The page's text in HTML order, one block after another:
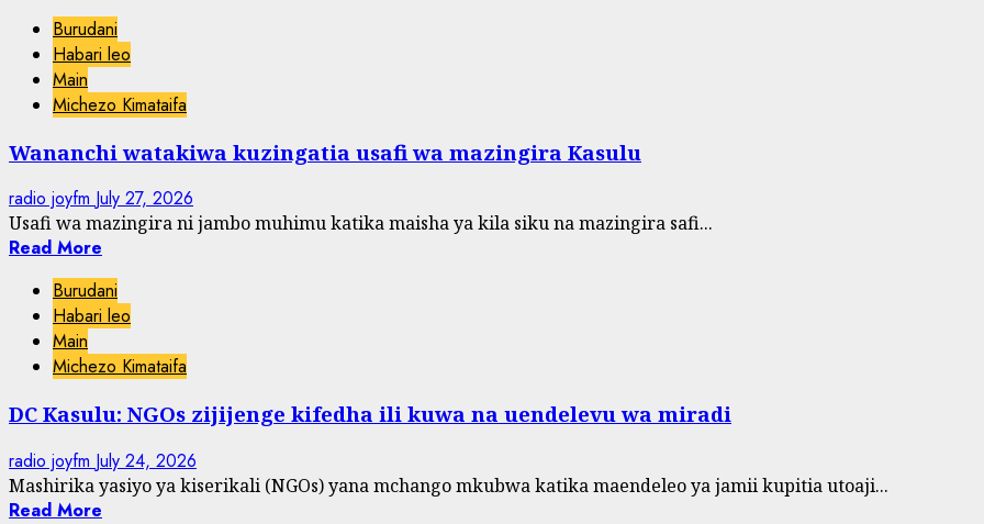
Burudani
Habari leo
Main
Michezo Kimataifa
Wananchi watakiwa kuzingatia usafi wa mazingira Kasulu
radio joyfm July 27, 2026
Usafi wa mazingira ni jambo muhimu katika maisha ya kila siku na mazingira safi...
Read More
Burudani
Habari leo
Main
Michezo Kimataifa
DC Kasulu: NGOs zijijenge kifedha ili kuwa na uendelevu wa miradi
radio joyfm July 24, 2026
Mashirika yasiyo ya kiserikali (NGOs) yana mchango mkubwa katika maendeleo ya jamii kupitia utoaji...
Read More